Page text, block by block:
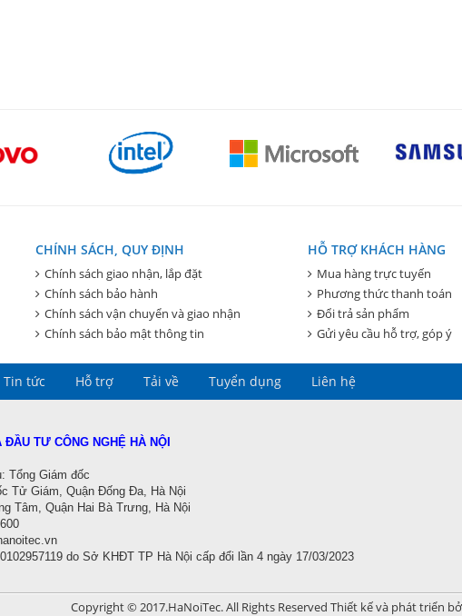
CHÍNH SÁCH, QUY ĐỊNH
Chính sách giao nhận, lắp đặt
Chính sách bảo hành
Chính sách vận chuyển và giao nhận
Chính sách bảo mật thông tin
HỖ TRỢ KHÁCH HÀNG
Mua hàng trực tuyến
Phương thức thanh toán
Đổi trả sản phẩm
Gửi yêu cầu hỗ trợ, góp ý
Tin tức Hỗ trợ Tải về Tuyển dụng Liên hệ
TƯ CÔNG NGHỆ HÀ NỘI
Tổng Giám đốc
Tử Giám, Quận Đống Đa, Hà Nội
Tâm, Quận Hai Bà Trưng, Hà Nội
0102957119 do Sở KHĐT TP Hà Nội cấp đổi lần 4 ngày 17/03/2023
Copyright © 2017.HaNoiTec. All Rights Reserved Thiết kế và phát triển